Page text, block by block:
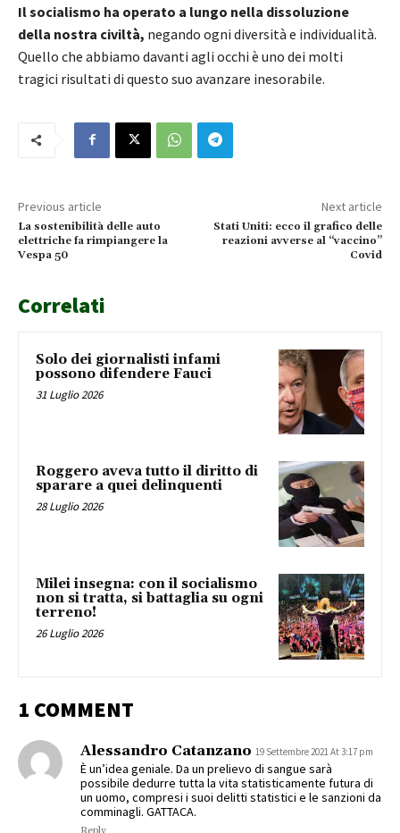
Il socialismo ha operato a lungo nella dissoluzione
della nostra civiltà, negando ogni diversità e individualità.
Quello che abbiamo davanti agli occhi è uno dei molti
tragici risultati di questo suo avanzare inesorabile.
Previous article
La sostenibilità delle auto
elettriche fa rimpiangere la
Vespa 50
Next article
Stati Uniti: ecco il grafico delle
reazioni avverse al “vaccino”
Covid
Correlati
Solo dei giornalisti infami
possono difendere Fauci
31 Luglio 2026
Roggero aveva tutto il diritto di
sparare a quei delinquenti
28 Luglio 2026
Milei insegna: con il socialismo
non si tratta, si battaglia su ogni
terreno!
26 Luglio 2026
1 COMMENT
Alessandro Catanzano 19 Settembre 2021 At 3:17 pm
È un’idea geniale. Da un prelievo di sangue sarà
possibile dedurre tutta la vita statisticamente futura di
un uomo, compresi i suoi delitti statistici e le sanzioni da
comminagli. GATTACA.